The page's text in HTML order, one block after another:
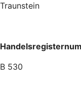
Traunstein
B 530